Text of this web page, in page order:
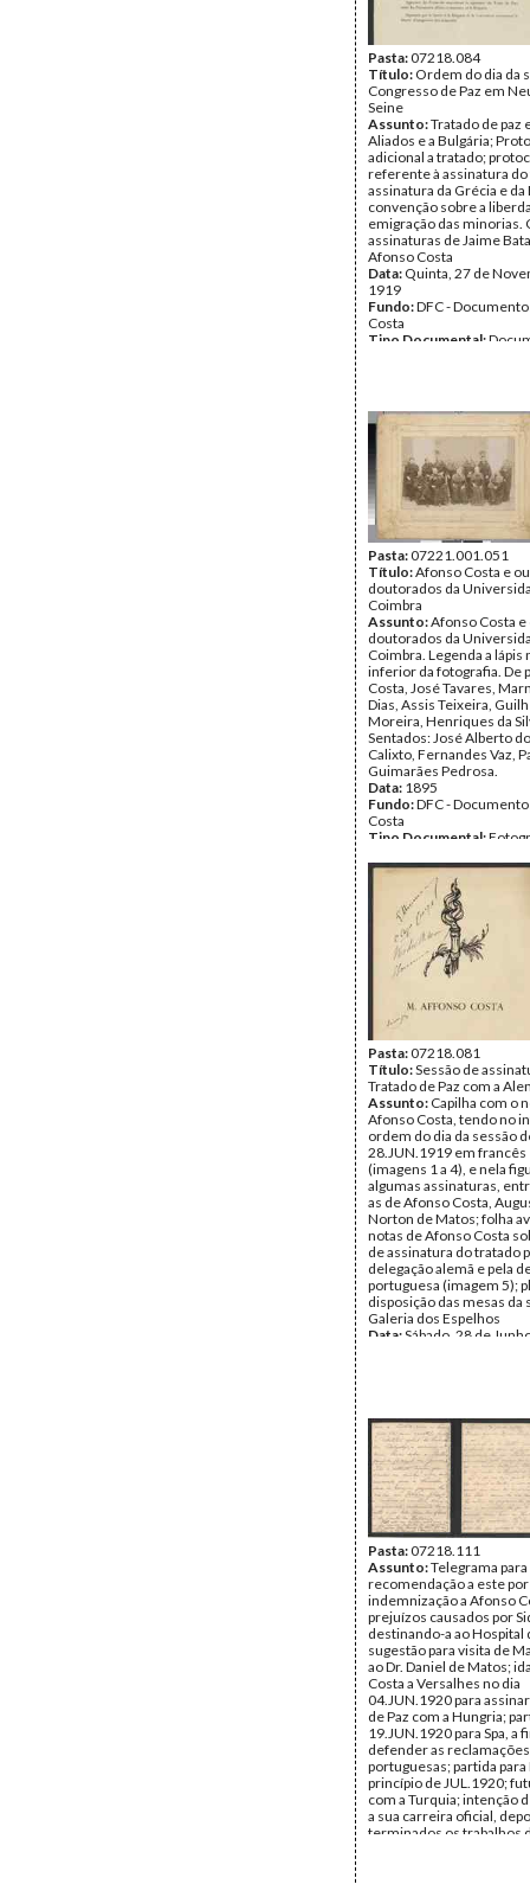
Pasta:07218.084
Título: Ordem do dia da
Congresso de Paz em
Seine
Assunto:Tratado de paz
Aliados e a Bulgária;
adicional a tratado;
referente à assinatura
assinatura da Grécia e da
convenção sobre a
emigração das minorias.
assinaturas de Jaime
Afonso Costa
Data: Quinta, 27 de
1919
Fundo:DFC -
Costa
Tipo Documental:
Pasta:07221.001.051
Título:Afonso Costa e
doutorados da
Coimbra
Assunto:Afonso Costa
doutorados da
Coimbra. Legenda a lápis
inferior da fotografia. De
Costa, José Tavares,
Dias, Assis Teixeira,
Moreira, Henriques da
Sentados: José Alberto
Calixto, Fernandes Vaz,
Guimarães Pedrosa.
Data: 1895
Fundo:DFC -
Costa
Tipo Documental:
Pasta:07218.081
Título:Sessão de
Tratado de Paz com a
Assunto: Capilha com o
Afonso Costa, tendo no
ordem do dia da sessão
28.JUN.1919 em francês
(imagens 1 a 4), e nela
algumas assinaturas,
as de Afonso Costa,
Norton de Matos; folha
notas de Afonso Costa
de assinatura do tratado
delegação alemã e pela
portuguesa (imagem 5);
disposição das mesas da
Galeria dos Espelhos
Data: Sábado, 28 de
Pasta:07218.111
Assunto:Telegrama
recomendação a este por
indemnização a Afonso
prejuízos causados por
destinando-a ao Hospital
sugestão para visita de
ao Dr. Daniel de Matos;
Costa a Versalhes no dia
04.JUN.1920 para
de Paz com a Hungria;
19.JUN.1920 para Spa, a
defender as reclamações
portuguesas; partida
princípio de JUL.1920;
com a Turquia; intenção
a sua carreira oficial,
terminados os trabalhos